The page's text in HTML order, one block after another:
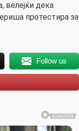
велејќи дека
протестира за
Follow us